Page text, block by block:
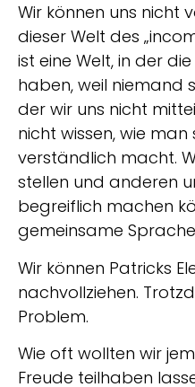
Wir können uns nicht
dieser Welt des
ist eine Welt, in der
haben, weil niemand
der wir uns nicht
nicht wissen, wie
verständlich macht.
stellen und anderen
begreiflich machen
gemeinsame
Wir können Patricks
nachvollziehen.
Problem.
Wie oft wollten wir
Freude teilhaben